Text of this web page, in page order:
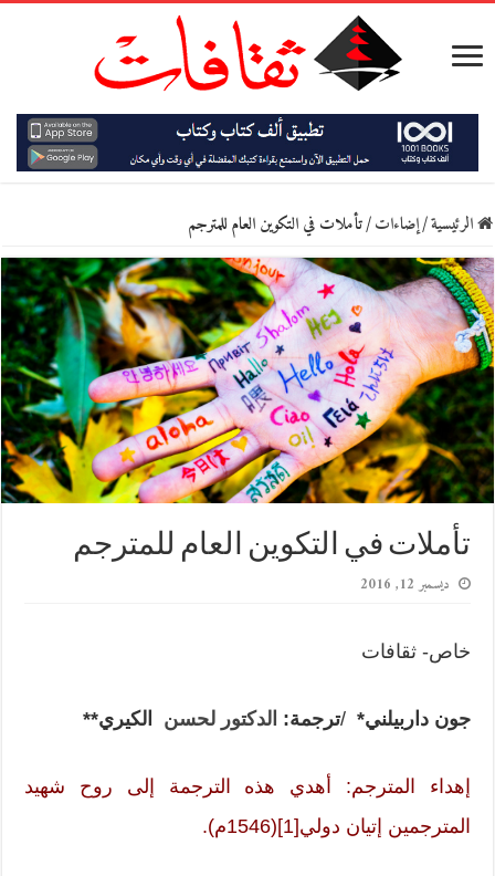
الرئيسية/إضاءات/تأملات في التكوين العام للمترجم
تأملات في التكوين العام للمترجم
ديسمبر 12, 2016
خاص- ثقافات
جون داربيلني* /ترجمة: الدكتور لحسن الكيري**
إهداء المترجم: أهدي هذه الترجمة إلى روح شهيد
المترجمين إتيان دولي[1] (1546م).